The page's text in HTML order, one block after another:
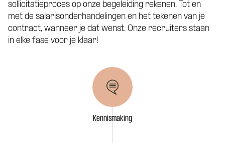
sollicitatieproces op onze begeleiding rekenen. Tot en
met de salarisonderhandelingen en het tekenen van je
contract, wanneer je dat wenst. Onze recruiters staan
in elke fase voor je klaar!
Kennismaking